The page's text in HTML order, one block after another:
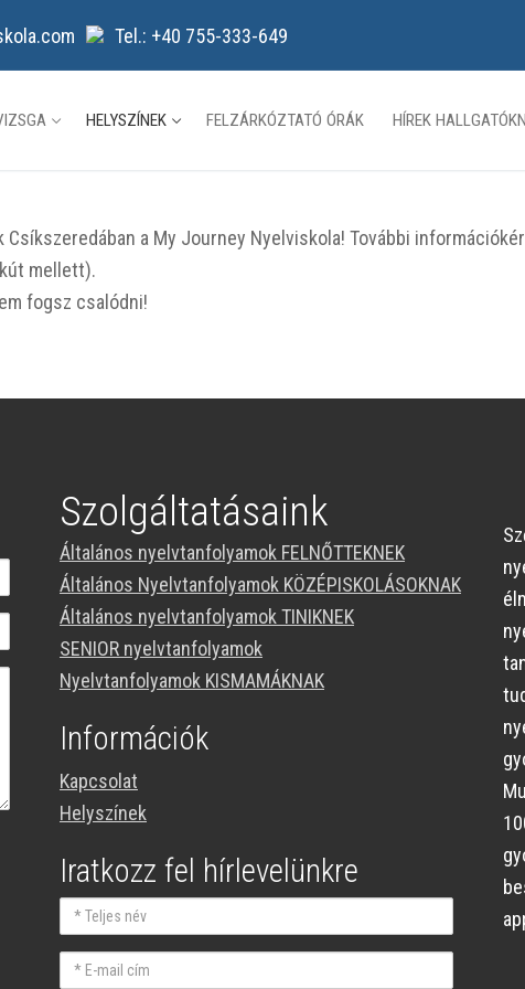
Tel.: +40 755-333-649
HELYSZÍNEK FELZÁRKÓZTATÓ ÓRÁK HÍREK
a My Journey Nyelviskola! További
mellett).
fogsz csalódni!
Szolgáltatásaink
Általános nyelvtanfolyamok FELNŐTTEKNEK
Általános Nyelvtanfolyamok KÖZÉPISKOLÁSOKNAK
Általános nyelvtanfolyamok TINIKNEK
SENIOR nyelvtanfolyamok
Nyelvtanfolyamok KISMAMÁKNAK
Információk
Kapcsolat
Helyszínek
Iratkozz fel hírlevelünkre
Teljes
E-